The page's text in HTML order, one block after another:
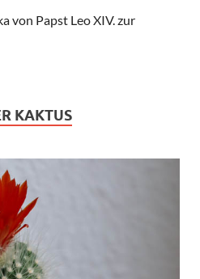
von Papst Leo XIV. zur
KAKTUS